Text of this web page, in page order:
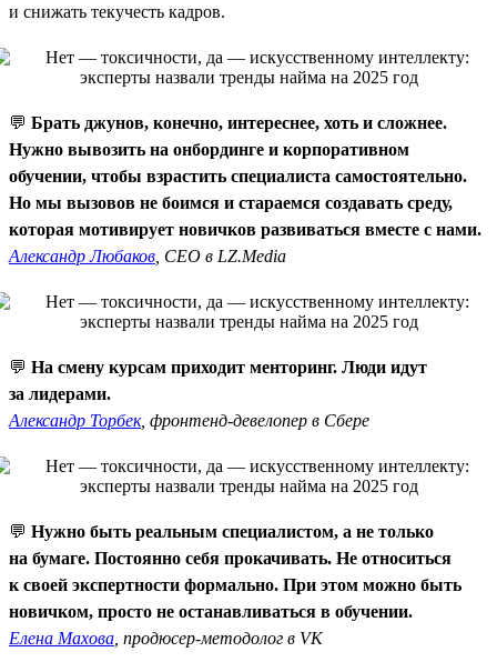
и снижать текучесть кадров.
💬 Брать джунов, конечно, интереснее, хоть и сложнее.
Нужно вывозить на онбординге и корпоративном
обучении, чтобы взрастить специалиста самостоятельно.
Но мы вызовов не боимся и стараемся создавать среду,
которая мотивирует новичков развиваться вместе с нами.
Александр Любаков , CEO в LZ.Media
💬 На смену курсам приходит менторинг. Люди идут
за лидерами.
Александр Торбек, фронтенд-девелопер в Сбере
💬 Нужно быть реальным специалистом, а не только
на бумаге. Постоянно себя прокачивать. Не относиться
к своей экспертности формально. При этом можно быть
новичком, просто не останавливаться в обучении.
Елена Махова , продюсер-методолог в VK